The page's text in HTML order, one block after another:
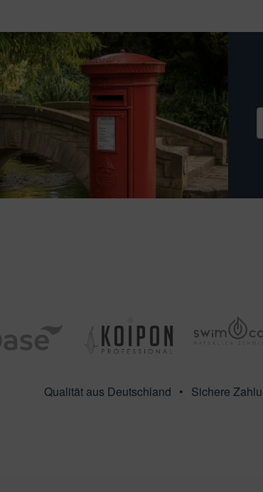
Qualität aus Deutschland Sichere